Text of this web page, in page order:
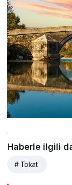
Haberle ilgili
# Tokat